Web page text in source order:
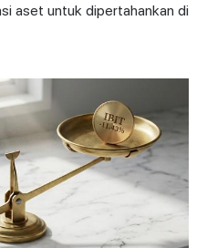
aset untuk dipertahankan di